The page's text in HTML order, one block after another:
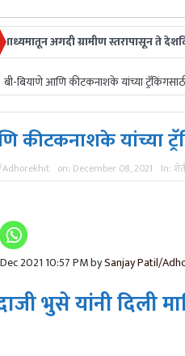
ग्रामीण स्तरापासून ते देशविदेशातील
बी-बियाणे आणि कीटकनाशके यांच्या
कीटकनाशके यांच्या
on: December 08, 2021 In:
2021 10:57 PM bySanjay Patil/
भुसे यांनी दिली